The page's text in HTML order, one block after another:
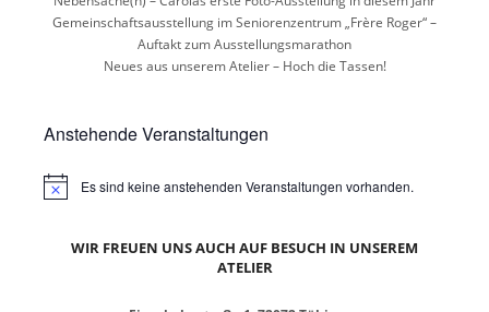
Gemeinschaftsausstellung im Seniorenzentrum „Frère Roger“ –
Auftakt zum Ausstellungsmarathon
Neues aus unserem Atelier – Hoch die Tassen!
Anstehende Veranstaltungen
Es sind keine anstehenden Veranstaltungen vorhanden.
WIR FREUEN UNS AUCH AUF BESUCH IN UNSEREM
ATELIER